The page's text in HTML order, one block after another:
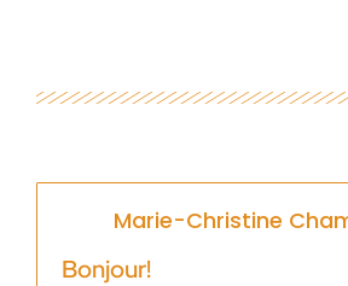
Marie-Christine
Bonjour!